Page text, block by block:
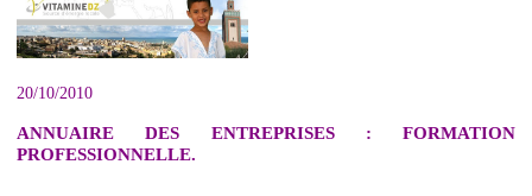
20/10/2010
ANNUAIRE DES ENTREPRISES : FORMATION
PROFESSIONNELLE.